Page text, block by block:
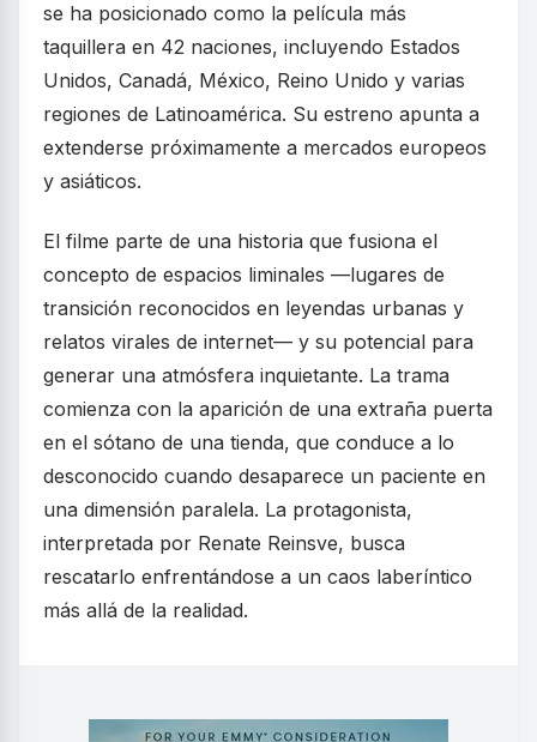
se ha posicionado como la película más
taquillera en 42 naciones, incluyendo Estados
Unidos, Canadá, México, Reino Unido y varias
regiones de Latinoamérica. Su estreno apunta a
extenderse próximamente a mercados europeos
y asiáticos.
El filme parte de una historia que fusiona el
concepto de espacios liminales —lugares de
transición reconocidos en leyendas urbanas y
relatos virales de internet— y su potencial para
generar una atmósfera inquietante. La trama
comienza con la aparición de una extraña puerta
en el sótano de una tienda, que conduce a lo
desconocido cuando desaparece un paciente en
una dimensión paralela. La protagonista,
interpretada por Renate Reinsve, busca
rescatarlo enfrentándose a un caos laberíntico
más allá de la realidad.